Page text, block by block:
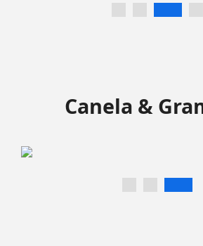
Canela &